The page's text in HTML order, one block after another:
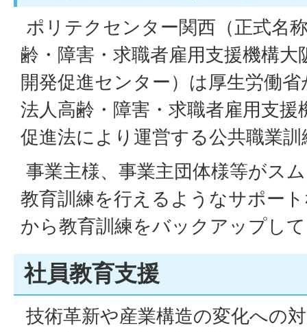
ポリテクセンター関西（正式名
齢・障害・求職者雇用支援機構大
開発促進センター）は厚生労働
法人高齢・障害・求職者雇用支援
促進法により運営する公共職業
事業主様、事業主団体様等がス
教育訓練を行えるようなサポー
から教育訓練をバックアップし
社員教育支援
技術革新や産業構造の変化への